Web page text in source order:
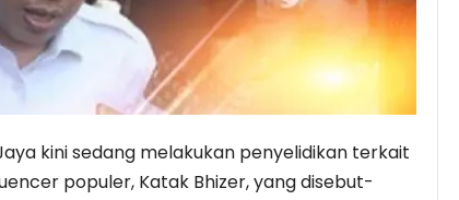
kini sedang melakukan penyelidikan terkait
populer, Katak Bhizer, yang disebut-